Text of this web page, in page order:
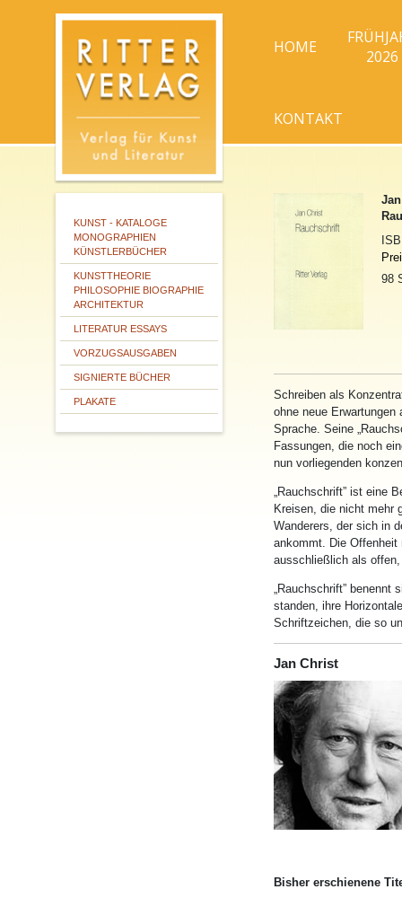
HOME
2026
KONTAKT
KUNST - KATALOGE
MONOGRAPHIEN
KÜNSTLERBÜCHER
KUNSTTHEORIE
PHILOSOPHIE BIOGRAPHIE
ARCHITEKTUR
LITERATUR ESSAYS
VORZUGSAUSGABEN
SIGNIERTE BÜCHER
PLAKATE
98
Schreiben als
ohne neue
Sprache. Seine „
Fassungen, die noch
nun vorliegenden
Rauchschrift” ist eine
Kreisen, die nicht mehr
Wanderers, der sich in
ankommt. Die
ausschließlich als
Rauchschrift” benennt
standen, ihre
Schriftzeichen, die so
Jan Christ
Bisher erschienene